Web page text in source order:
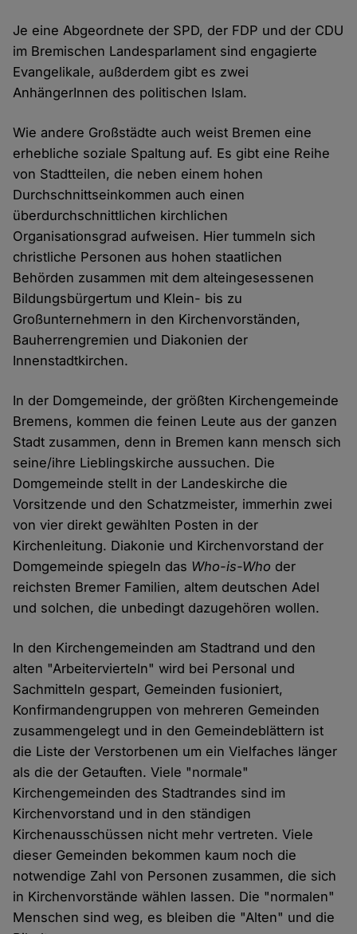
Je eine Abgeordnete der SPD, der FDP und der CDU
im Bremischen Landesparlament sind engagierte
Evangelikale, außderdem gibt es zwei
AnhängerInnen des politischen Islam.
Wie andere Großstädte auch weist Bremen eine
erhebliche soziale Spaltung auf. Es gibt eine Reihe
von Stadtteilen, die neben einem hohen
Durchschnittseinkommen auch einen
überdurchschnittlichen kirchlichen
Organisationsgrad aufweisen. Hier tummeln sich
christliche Personen aus hohen staatlichen
Behörden zusammen mit dem alteingesessenen
Bildungsbürgertum und Klein- bis zu
Großunternehmern in den Kirchenvorständen,
Bauherrengremien und Diakonien der
Innenstadtkirchen.
In der Domgemeinde, der größten Kirchengemeinde
Bremens, kommen die feinen Leute aus der ganzen
Stadt zusammen, denn in Bremen kann mensch sich
seine/ihre Lieblingskirche aussuchen. Die
Domgemeinde stellt in der Landeskirche die
Vorsitzende und den Schatzmeister, immerhin zwei
von vier direkt gewählten Posten in der
Kirchenleitung. Diakonie und Kirchenvorstand der
Domgemeinde spiegeln das Who-is-Who der
reichsten Bremer Familien, altem deutschen Adel
und solchen, die unbedingt dazugehören wollen.
In den Kirchengemeinden am Stadtrand und den
alten "Arbeitervierteln" wird bei Personal und
Sachmitteln gespart, Gemeinden fusioniert,
Konfirmandengruppen von mehreren Gemeinden
zusammengelegt und in den Gemeindeblättern ist
die Liste der Verstorbenen um ein Vielfaches länger
als die der Getauften. Viele "normale"
Kirchengemeinden des Stadtrandes sind im
Kirchenvorstand und in den ständigen
Kirchenausschüssen nicht mehr vertreten. Viele
dieser Gemeinden bekommen kaum noch die
notwendige Zahl von Personen zusammen, die sich
in Kirchenvorstände wählen lassen. Die "normalen"
Menschen sind weg, es bleiben die "Alten" und die